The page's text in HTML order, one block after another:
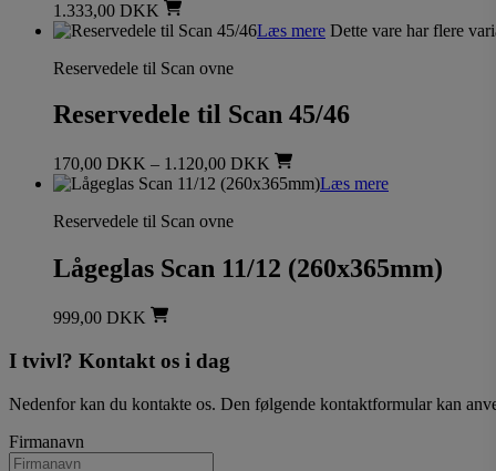
1.333,00 DKK
Læs mere Dette vare har flere
Reservedele til Scan ovne
Reservedele til Scan 45/46
170,00 DKK – 1.120,00 DKK
Læs mere
Reservedele til Scan ovne
Lågeglas Scan 11/12 (260x365mm)
999,00 DKK
I tvivl? Kontakt os i dag
Nedenfor kan du kontakte os. Den følgende kontaktformular kan
Firmanavn